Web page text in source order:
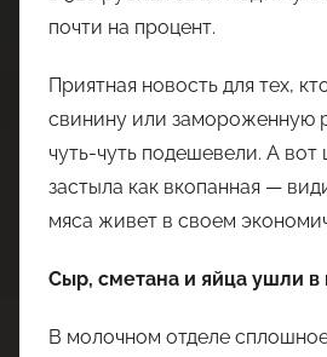
почти на процент.
Приятная новость для тех,
свинину или замороженную
чуть-чуть подешевели. А вот
застыла как вкопанная —
мяса живет в своем
Сыр, сметана и яйца ушли в
В молочном отделе